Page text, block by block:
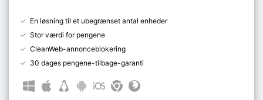
En løsning til et ubegrænset antal enheder
Stor værdi for pengene
CleanWeb-annonceblokering
30 dages pengene-tilbage-garanti